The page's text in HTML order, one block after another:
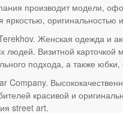
производит модели,
яркостью,
Женская одежда и
людей. Визитной
подхода, а также
Company.
красивой и
street art.